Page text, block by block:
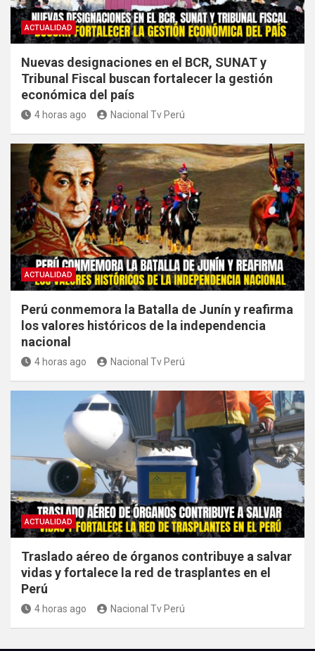
ACTUALIDAD
Nuevas designaciones en el BCR, SUNAT y
Tribunal Fiscal buscan fortalecer la gestión
económica del país
4 horas ago Nacional Tv Perú
ACTUALIDAD
Perú conmemora la Batalla de Junín y reafirma
los valores históricos de la independencia
nacional
4 horas ago Nacional Tv Perú
ACTUALIDAD
Traslado aéreo de órganos contribuye a salvar
vidas y fortalece la red de trasplantes en el
Perú
4 horas ago Nacional Tv Perú